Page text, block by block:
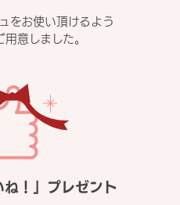
をお使い頂けるよう
意しました。
！」プレゼント